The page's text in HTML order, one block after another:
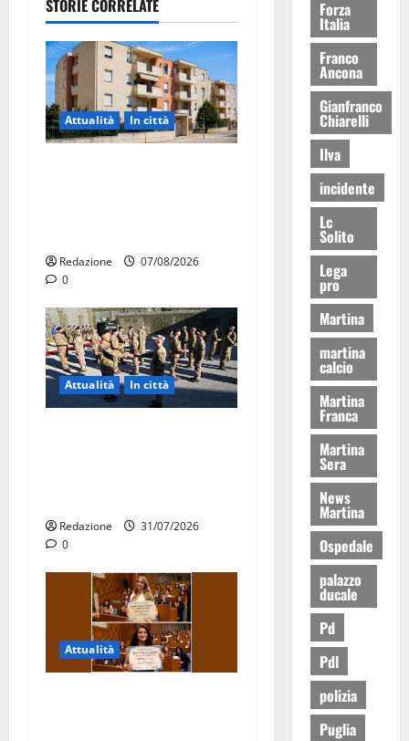
STORIE CORRELATE
Attualità In città
Redazione
07/08/2026
0
Attualità In città
Redazione
31/07/2026
0
Attualità
Forza
Italia
Franco
Ancona
Gianfranco
Chiarelli
Ilva
incidente
Lc
Solito
Lega
pro
Martina
martina
calcio
Martina
Franca
Martina
Sera
News
Martina
Ospedale
palazzo
ducale
Pd
Pdl
polizia
Puglia